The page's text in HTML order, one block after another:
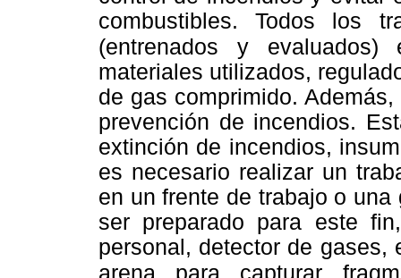
combustibles. Todos los
(entrenados y evaluados)
materiales utilizados,
de gas comprimido.
prevención de incendios.
extinción de incendios,
es necesario realizar un
en un frente de trabajo o
ser preparado para este
personal, detector de gases,